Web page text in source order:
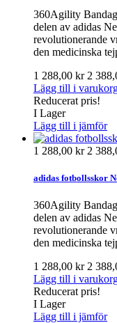
360Agility
delen av adidas
revolutionerande
den medicinska
1 288,00 kr 2
Lägg till i
Reducerat pris!
I Lager
Lägg till i jämför
1 288,00 kr 2
adidas fotbollsskor
360Agility
delen av adidas
revolutionerande
den medicinska
1 288,00 kr 2
Lägg till i
Reducerat pris!
I Lager
Lägg till i jämför